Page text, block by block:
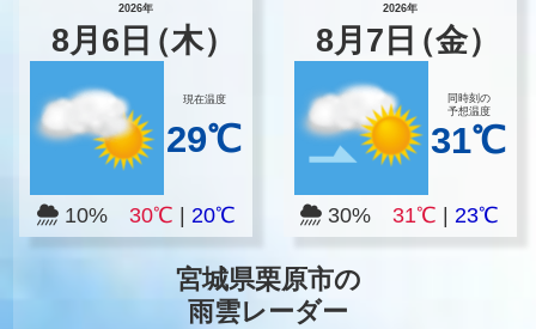
2026年
8月 6 日（木）
現在温度
29℃
10% 30℃ 20℃
2026年
8月 7 日（金）
同時刻の
予想温度
31℃
30%31℃ |23℃
宮城県栗原市の
雨雲レーダー